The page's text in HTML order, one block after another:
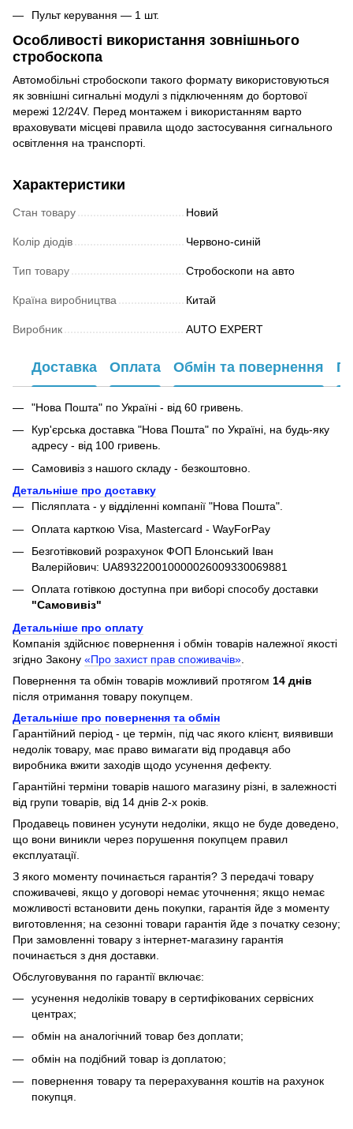
Пульт керування — 1 шт.
Особливості використання зовнішнього
стробоскопа
Автомобільні стробоскопи такого формату використовуються
як зовнішні сигнальні модулі з підключенням до бортової
мережі 12/24V. Перед монтажем і використанням варто
враховувати місцеві правила щодо застосування сигнального
освітлення на транспорті.
Характеристики
Стан товару Новий
Колір діодів Червоно-синій
Тип товару Стробоскопи на авто
Країна виробництва Китай
Виробник AUTO EXPERT
Доставка Оплата Обмін та повернення
"Нова Пошта" по Україні - від 60 гривень.
Кур'єрська доставка "Нова Пошта" по Україні, на будь-яку
адресу - від 100 гривень.
Самовивіз з нашого складу - безкоштовно.
Детальніше про доставку
Післяплата - у відділенні компанії "Нова Пошта".
Оплата карткою Visa, Mastercard - WayForPay
Безготівковий розрахунок ФОП Блонський Іван
Валерійович: UA893220010000026009330069881
Оплата готівкою доступна при виборі способу доставки
"Самовивіз"
Детальніше про оплату
Компанія здійснює повернення і обмін товарів належної якості
згідно Закону «Про захист прав споживачів»
Повернення та обмін товарів можливий протягом 14 днів
після отримання товару покупцем.
Детальніше про повернення та обмін
Гарантійний період - це термін, під час якого клієнт, виявивши
недолік товару, має право вимагати від продавця або
виробника вжити заходів щодо усунення дефекту.
Гарантійні терміни товарів нашого магазину різні, в залежності
від групи товарів, від 14 днів 2-х років.
Продавець повинен усунути недоліки, якщо не буде доведено,
що вони виникли через порушення покупцем правил
експлуатації.
З якого моменту починається гарантія? З передачі товару
споживачеві, якщо у договорі немає уточнення; якщо немає
можливості встановити день покупки, гарантія йде з моменту
виготовлення; на сезонні товари гарантія йде з початку сезону;
При замовленні товару з інтернет-магазину гарантія
починається з дня доставки.
Обслуговування по гарантії включає:
усунення недоліків товару в сертифікованих сервісних
центрах;
обмін на аналогічний товар без доплати;
обмін на подібний товар із доплатою;
повернення товару та перерахування коштів на рахунок
покупця.